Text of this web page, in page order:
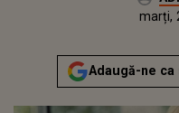
marți,
Adaugă-ne